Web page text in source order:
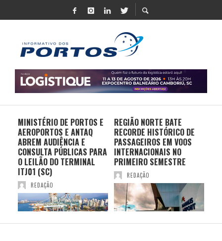
MINISTÉRIO DE PORTOS E
AEROPORTOS E ANTAQ
ABREM AUDIÊNCIA E
CONSULTA PÚBLICAS PARA
O LEILÃO DO TERMINAL
ITJ01 (SC)
REDAÇÃO
REGIÃO NORTE BATE
RECORDE HISTÓRICO DE
PASSAGEIROS EM VOOS
INTERNACIONAIS NO
PRIMEIRO SEMESTRE
REDAÇÃO